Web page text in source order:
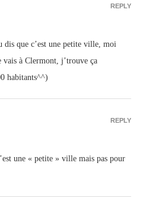
que c’est une petite ville, moi
à Clermont, j’trouve ça
habitants^^)
REPLY
une « petite » ville mais pas pour
REPLY